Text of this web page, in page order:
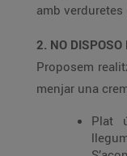
amb
2. NO DISPOSO
Proposem
menjar una
Plat